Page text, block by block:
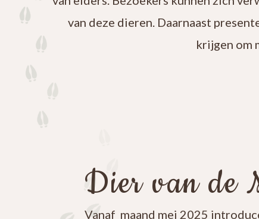
van deze dieren. Daarnaast
krijgen om
Dier van de
Vanaf maand mei 2025